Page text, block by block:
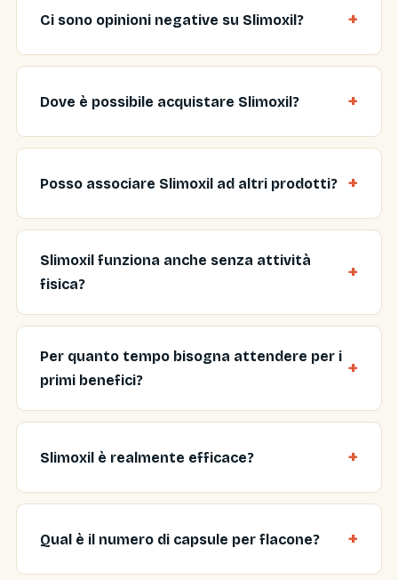
Ci sono opinioni negative su Slimoxil?
Dove è possibile acquistare Slimoxil?
Posso associare Slimoxil ad altri prodotti?
Slimoxil funziona anche senza attività
fisica?
Per quanto tempo bisogna attendere per i
primi benefici?
Slimoxil è realmente efficace?
Qual è il numero di capsule per flacone?